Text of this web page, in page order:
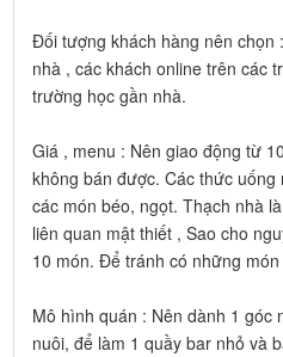
Đối tượng khách hàng nên chọn
nhà , các khách online trên các
trường học gần nhà.
Giá , menu : Nên giao động từ
không bán được. Các thức
các món béo, ngọt. Thạch nhà
liên quan mật thiết , Sao cho
10 món. Để tránh có những
Mô hình quán : Nên dành 1 góc
nuôi, để làm 1 quầy bar nhỏ và